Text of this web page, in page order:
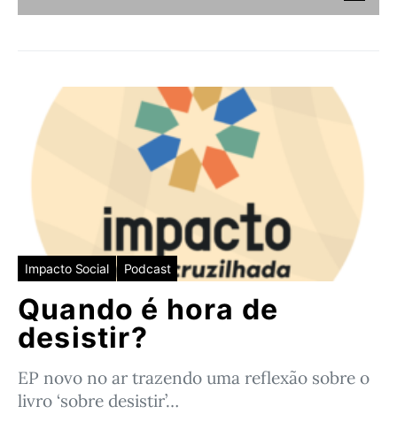
Impacto Social Podcast
Quando é hora de
desistir?
EP novo no ar trazendo uma reflexão sobre o
livro ‘sobre desistir’…